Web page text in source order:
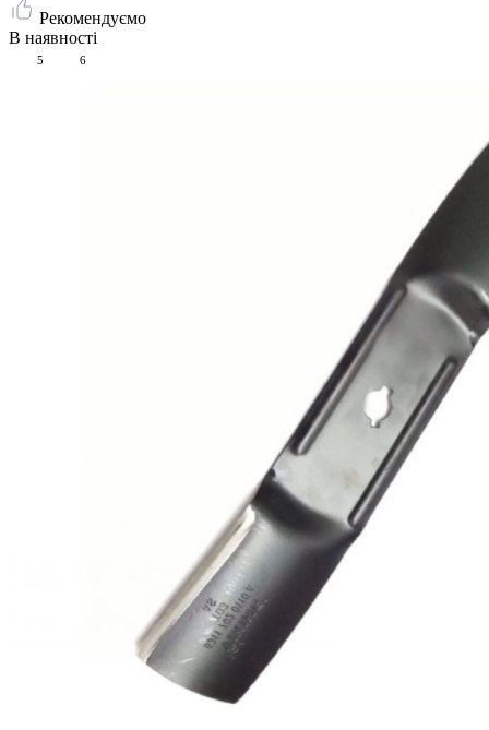
Рекомендуємо
В наявності
5 6